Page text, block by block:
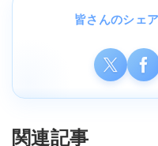
皆さんのシェ
関連記事